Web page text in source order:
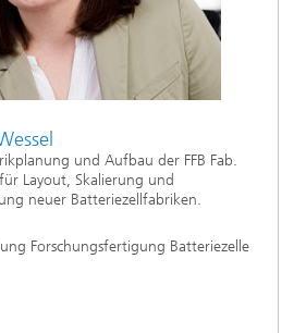
und Aufbau der FFB Fab.
Layout, Skalierung und
neuer Batteriezellfabriken.
Forschungsfertigung Batteriezelle